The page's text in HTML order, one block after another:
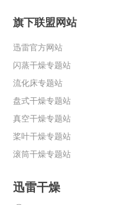
旗下联盟网站
迅雷官方网站
闪蒸干燥专题站
流化床专题站
盘式干燥专题站
真空干燥专题站
桨叶干燥专题站
滚筒干燥专题站
迅雷干燥